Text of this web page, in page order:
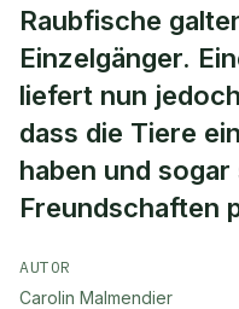
Raubfische
Einzelgänger.
liefert nun
dass die Tiere
haben und
Freundschaften
AUTOR
Carolin Malmendier